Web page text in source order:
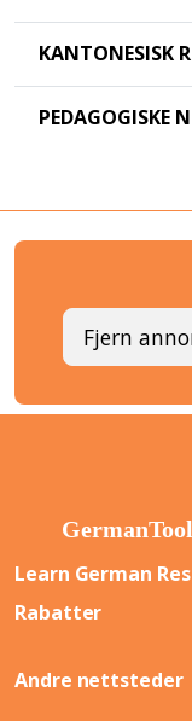
KANTONESISK
PEDAGOGISKE
Fjern
Learn German
Rabatter
Andre nettsteder